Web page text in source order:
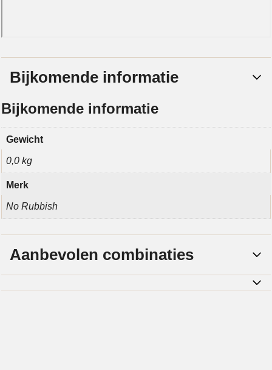
Bijkomende informatie
Bijkomende informatie
Gewicht
0,0 kg
Merk
No Rubbish
Aanbevolen combinaties